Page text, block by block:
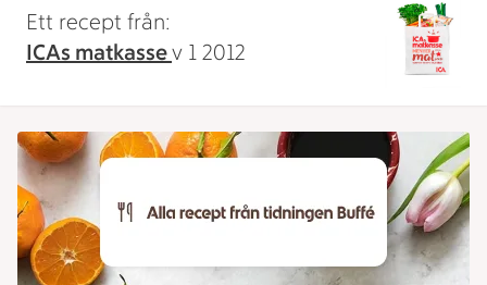
Ett recept från:
ICAs matkassev 1 2012